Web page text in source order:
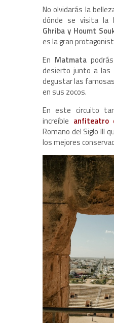
No olvidarás la
dónde se visita la
Ghriba y Houmt
es la gran
En Matmata
desierto junto a las
degustar las
en sus zocos.
En este circuito
increíble anfiteatro
Romano del Siglo III
los mejores